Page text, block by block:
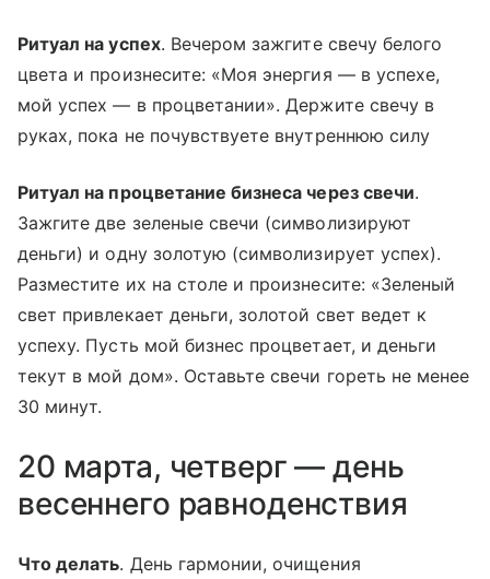
Ритуал на успех. Вечером зажгите свечу белого
цвета и произнесите: «Моя энергия — в успехе,
мой успех — в процветании». Держите свечу в
руках, пока не почувствуете внутреннюю силу
Ритуал на процветание бизнеса через свечи.
Зажгите две зеленые свечи (символизируют
деньги) и одну золотую (символизирует успех).
Разместите их на столе и произнесите: «Зеленый
свет привлекает деньги, золотой свет ведет к
успеху. Пусть мой бизнес процветает, и деньги
текут в мой дом». Оставьте свечи гореть не менее
30 минут.
20 марта, четверг — день
весеннего равноденствия
Что делать. День гармонии, очищения